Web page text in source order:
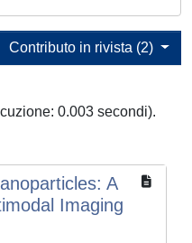
Contributo in rivista (2)
0.003 secondi).
A
Imaging